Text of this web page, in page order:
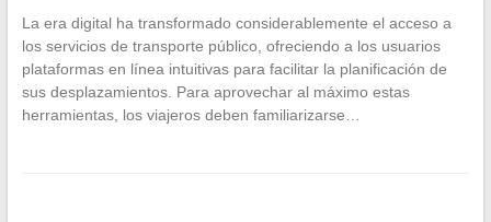
La era digital ha transformado considerablemente el acceso a
los servicios de transporte público, ofreciendo a los usuarios
plataformas en línea intuitivas para facilitar la planificación de
sus desplazamientos. Para aprovechar al máximo estas
herramientas, los viajeros deben familiarizarse…